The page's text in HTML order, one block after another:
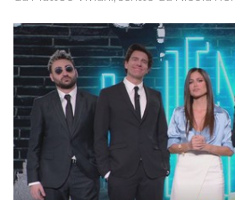
di settore - su quanto la guerra sia
Anche se l'Italia non è direttamente
contesto globale rende impossibile
lontano.